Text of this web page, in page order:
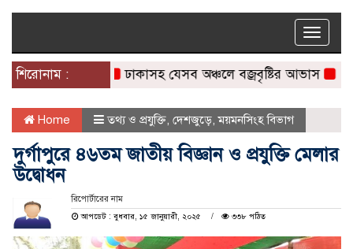
Toggle
শিরোনাম :
ঢাকাসহ যেসব অঞ্চলে বজ্রবৃষ্টির আভাস
Home তথ্য ও প্রযুক্তি দেশজুড়ে ,ময়মনসিংহ বিভাগ
দুর্গাপুরে ৪৬তম জাতীয় বিজ্ঞান ও প্রযুক্তি মেলার
উদ্বোধন
রিপোর্টারের নাম
আপডেট : বুধবার, ১৫ জানুয়ারী, ২০২৫
৩৩৮ পঠিত